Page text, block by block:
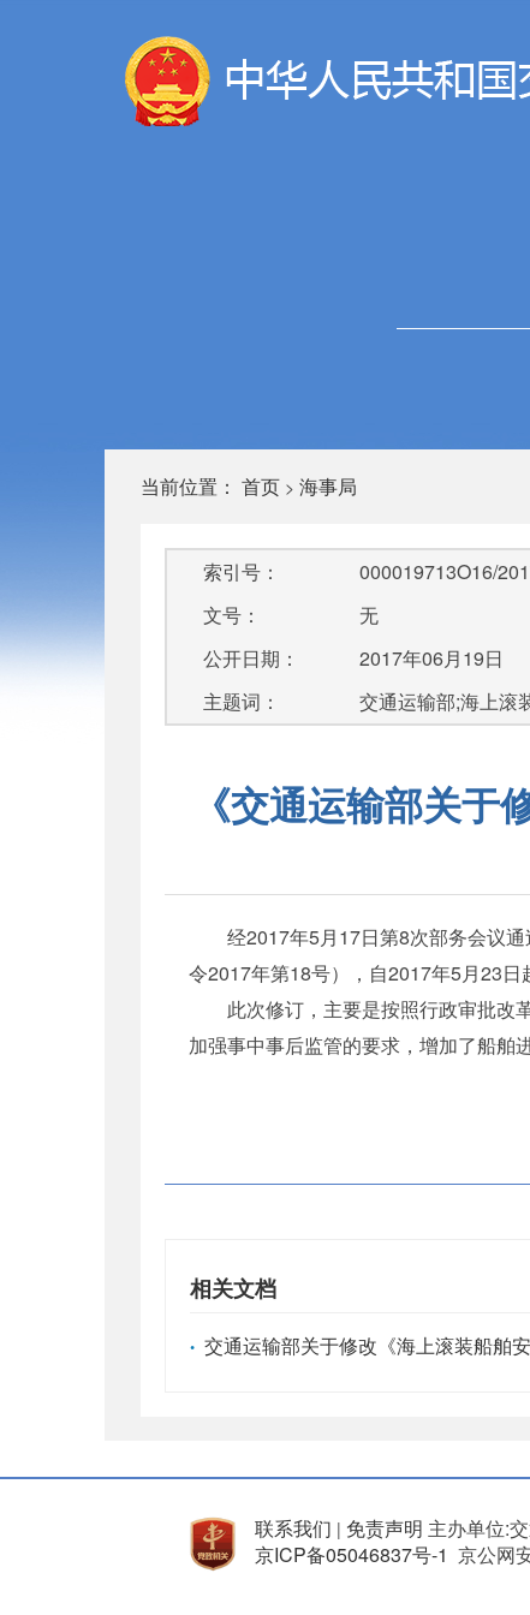
当前位置： 首页 > 海事局
索引号：
000019713O16/
文号：
无
公开日期：
2017年06月19日
主题词：
交通运输部;海上滚
《交通运输部关
经2017年5月17日第8次部务会议通
令2017年第18号），自2017年5月23日
此次修订，主要是按照行政审批改革
加强事中事后监管的要求，增加了船舶
相关文档
• 交通运输部关于修改《海上滚装船舶
联系我们 | 免责声明 主办单位:
京ICP备05046837号-1 京公网